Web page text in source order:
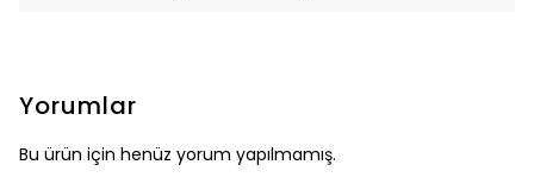
Yorumlar
Bu ürün için henüz yorum yapılmamış.